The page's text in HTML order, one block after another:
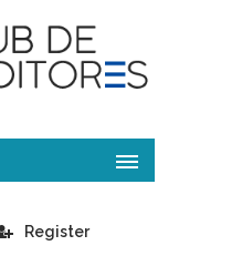
Register